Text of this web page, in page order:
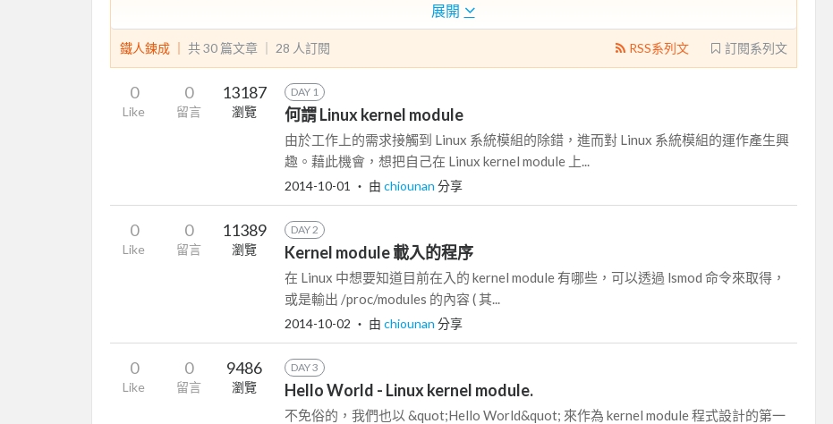
展開
鐵人鍊成 ｜ 共 30 篇文章 ｜ 28 人訂閱 訂閱系列文
RSS系列文
0
Like
0
留言
13187
瀏覽
DAY 1
何謂 Linux kernel module
由於工作上的需求接觸到 Linux 系統模組的除錯，進而對 Linux 系統模組的運作產生興
趣。藉此機會，想把自己在 Linux kernel module 上...
2014-10-01 ‧ 由 chiounan 分享
0
Like
0
留言
11389
瀏覽
DAY 2
Kernel module 載入的程序
在 Linux 中想要知道目前在入的 kernel module 有哪些，可以透過 lsmod 命令來取得，
或是輸出 /proc/modules 的內容 ( 其...
2014-10-02 ‧ 由 chiounan 分享
0
Like
0
留言
9486
瀏覽
DAY 3
Hello World - Linux kernel module.
不免俗的，我們也以 &quot;Hello World&quot; 來作為 kernel module 程式設計的第一